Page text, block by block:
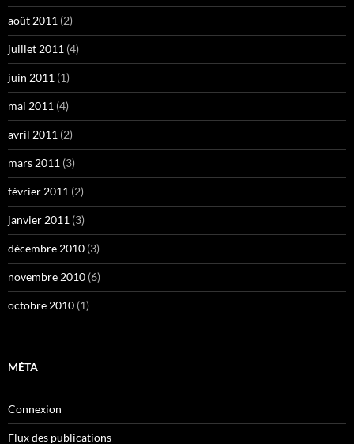
août 2011 (2)
juillet 2011 (4)
juin 2011 (1)
mai 2011 (4)
avril 2011 (2)
mars 2011 (3)
février 2011 (2)
janvier 2011 (3)
décembre 2010 (3)
novembre 2010 (6)
octobre 2010 (1)
MÉTA
Connexion
Flux des publications